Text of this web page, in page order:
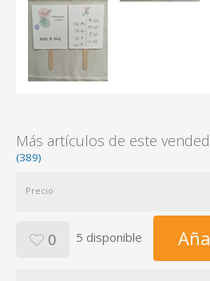
Más artículos de este
(389)
Precio
0 5 disponible